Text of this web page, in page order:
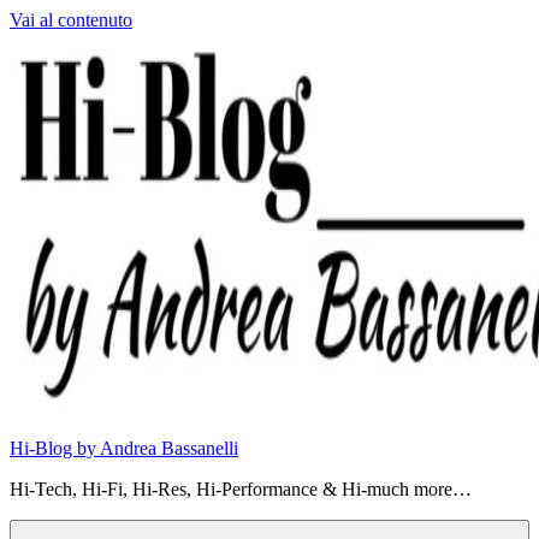
Vai al contenuto
Hi-Blog by Andrea Bassanelli
Hi-Tech, Hi-Fi, Hi-Res, Hi-Performance & Hi-much more…